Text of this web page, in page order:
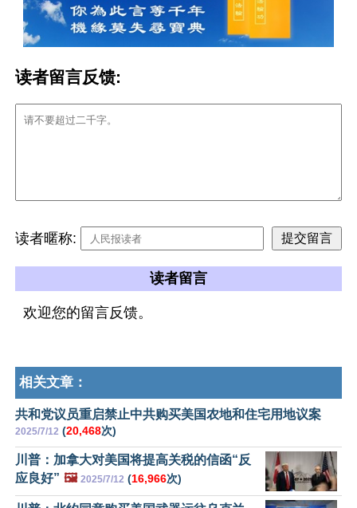
读者留言反馈:
读者暱称:
读者留言
欢迎您的留言反馈。
相关文章：
共和党议员重启禁止中共购买美国农地和住宅用地议案
2025/7/12 (20,468次)
川普：加拿大对美国将提高关税的信函“反
应良好” 🖼️ 2025/7/12 (16,966次)